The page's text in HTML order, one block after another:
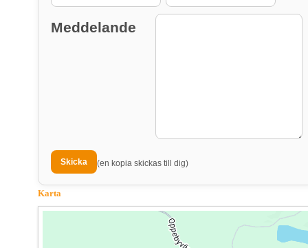
Meddelande
(en kopia skickas till dig)
Karta